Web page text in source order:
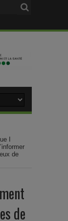
I
de
de